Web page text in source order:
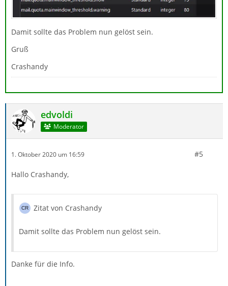
Damit sollte das Problem nun gelöst sein.
Gruß
Crashandy
edvoldi
Moderator
1. Oktober 2020 um 16:59 #5
Hallo Crashandy,
Zitat von Crashandy
Damit sollte das Problem nun gelöst sein.
Danke für die Info.